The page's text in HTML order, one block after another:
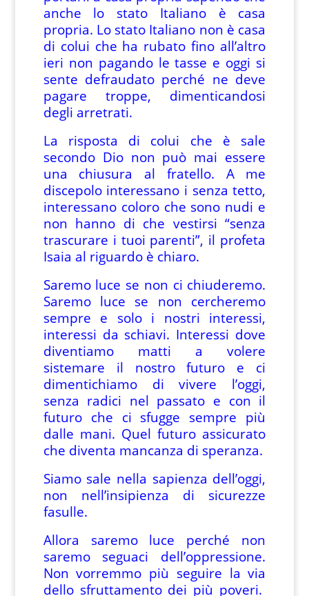
anche lo stato Italiano è casa
propria. Lo stato Italiano non è casa
di colui che ha rubato fino all’altro
ieri non pagando le tasse e oggi si
sente defraudato perché ne deve
pagare troppe, dimenticandosi
degli arretrati.
La risposta di colui che è sale
secondo Dio non può mai essere
una chiusura al fratello. A me
discepolo interessano i senza tetto,
interessano coloro che sono nudi e
non hanno di che vestirsi “senza
trascurare i tuoi parenti”, il profeta
Isaia al riguardo è chiaro.
Saremo luce se non ci chiuderemo.
Saremo luce se non cercheremo
sempre e solo i nostri interessi,
interessi da schiavi. Interessi dove
diventiamo matti a volere
sistemare il nostro futuro e ci
dimentichiamo di vivere l’oggi,
senza radici nel passato e con il
futuro che ci sfugge sempre più
dalle mani. Quel futuro assicurato
che diventa mancanza di speranza.
Siamo sale nella sapienza dell’oggi,
non nell’insipienza di sicurezze
fasulle.
Allora saremo luce perché non
saremo seguaci dell’oppressione.
Non vorremmo più seguire la via
dello sfruttamento dei più poveri.